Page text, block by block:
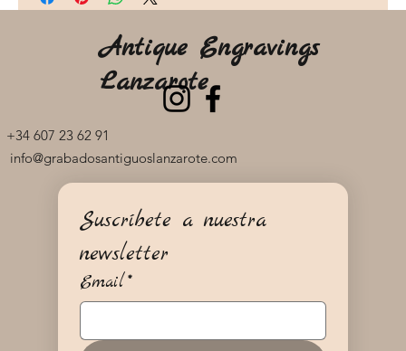
+34 607 23 62 91
info@grabadosantiguoslanzarote.com
Antique Engravings
Lanzarote
Suscríbete a nuestra
newsletter
Email*